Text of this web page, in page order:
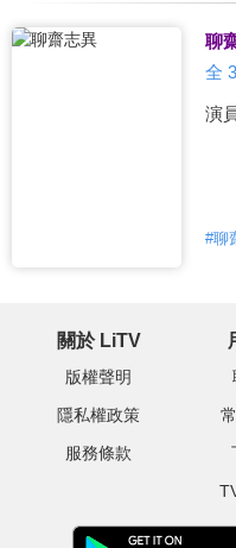
聊
全
演
#聊
關於 LiTV
版權聲明
隱私權政策
服務條款